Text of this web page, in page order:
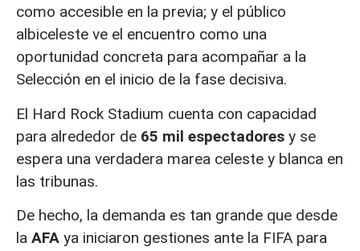
como accesible en la previa; y el público
albiceleste ve el encuentro como una
oportunidad concreta para acompañar a la
Selección en el inicio de la fase decisiva.
El Hard Rock Stadium cuenta con capacidad
para alrededor de 65 mil espectadores y se
espera una verdadera marea celeste y blanca en
las tribunas.
De hecho, la demanda es tan grande que desde
la AFA ya iniciaron gestiones ante la FIFA para